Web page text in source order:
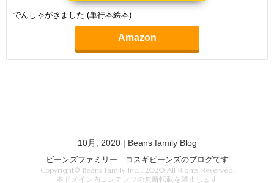
でんしゃがきました (単行本絵本)
Amazon
10月, 2020 | Beans family Blog
ビーンズファミリー コスギビーンズのブログです
Copyright© Beans family Inc. , 2020 All Rights Reserved.
本ドメイン内コンテンツの無断転載を禁止します